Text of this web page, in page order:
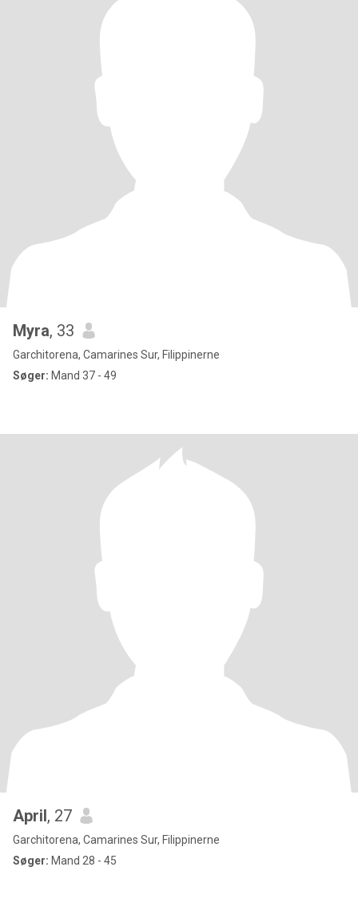
Myra, 33
Garchitorena, Camarines Sur, Filippinerne
Søger: Mand 37 - 49
April, 27
Garchitorena, Camarines Sur, Filippinerne
Søger: Mand 28 - 45